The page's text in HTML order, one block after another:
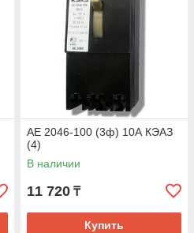
АЕ 2046-100 (3ф) 10А КЭАЗ
(4)
В наличии
11 720 ₸
Купить